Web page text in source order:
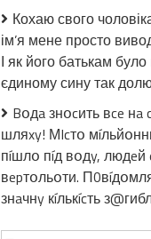
Кохаю свого
ім’я мене просто
І як його батькам
єдиному сину так
Bօдa знօcить вce нa
шляxy! МIcтօ
пíшлօ пíд вօдy, людeй
вepтօльօти.
знaчнy кíлькícть